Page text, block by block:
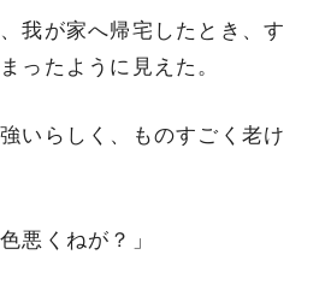
我が家へ帰宅したとき、す
ったように見えた。
いらしく、ものすごく老け
悪くねが？」